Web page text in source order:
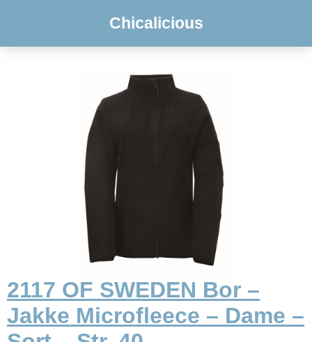
Chicalicious
2117 OF SWEDEN Bor –
Jakke Microfleece – Dame –